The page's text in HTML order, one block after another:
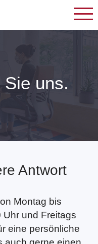
uns.
Antwort
Montag bis
und Freitags
eine persönliche